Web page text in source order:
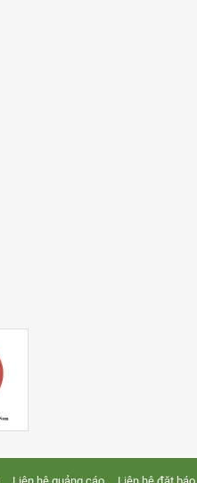
Liên hệ quảng cáo Liên hệ đặt báo